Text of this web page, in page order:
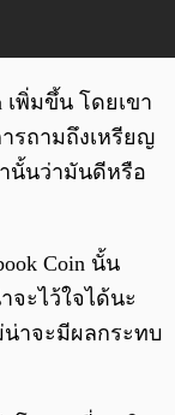
เพิ่มขึ้น โดยเขา
ารถามถึงเหรียญ
านั้นว่ามันดีหรือ
Coin นั้น
จะไว้ใจได้นะ
น่าจะมีผลกระทบ